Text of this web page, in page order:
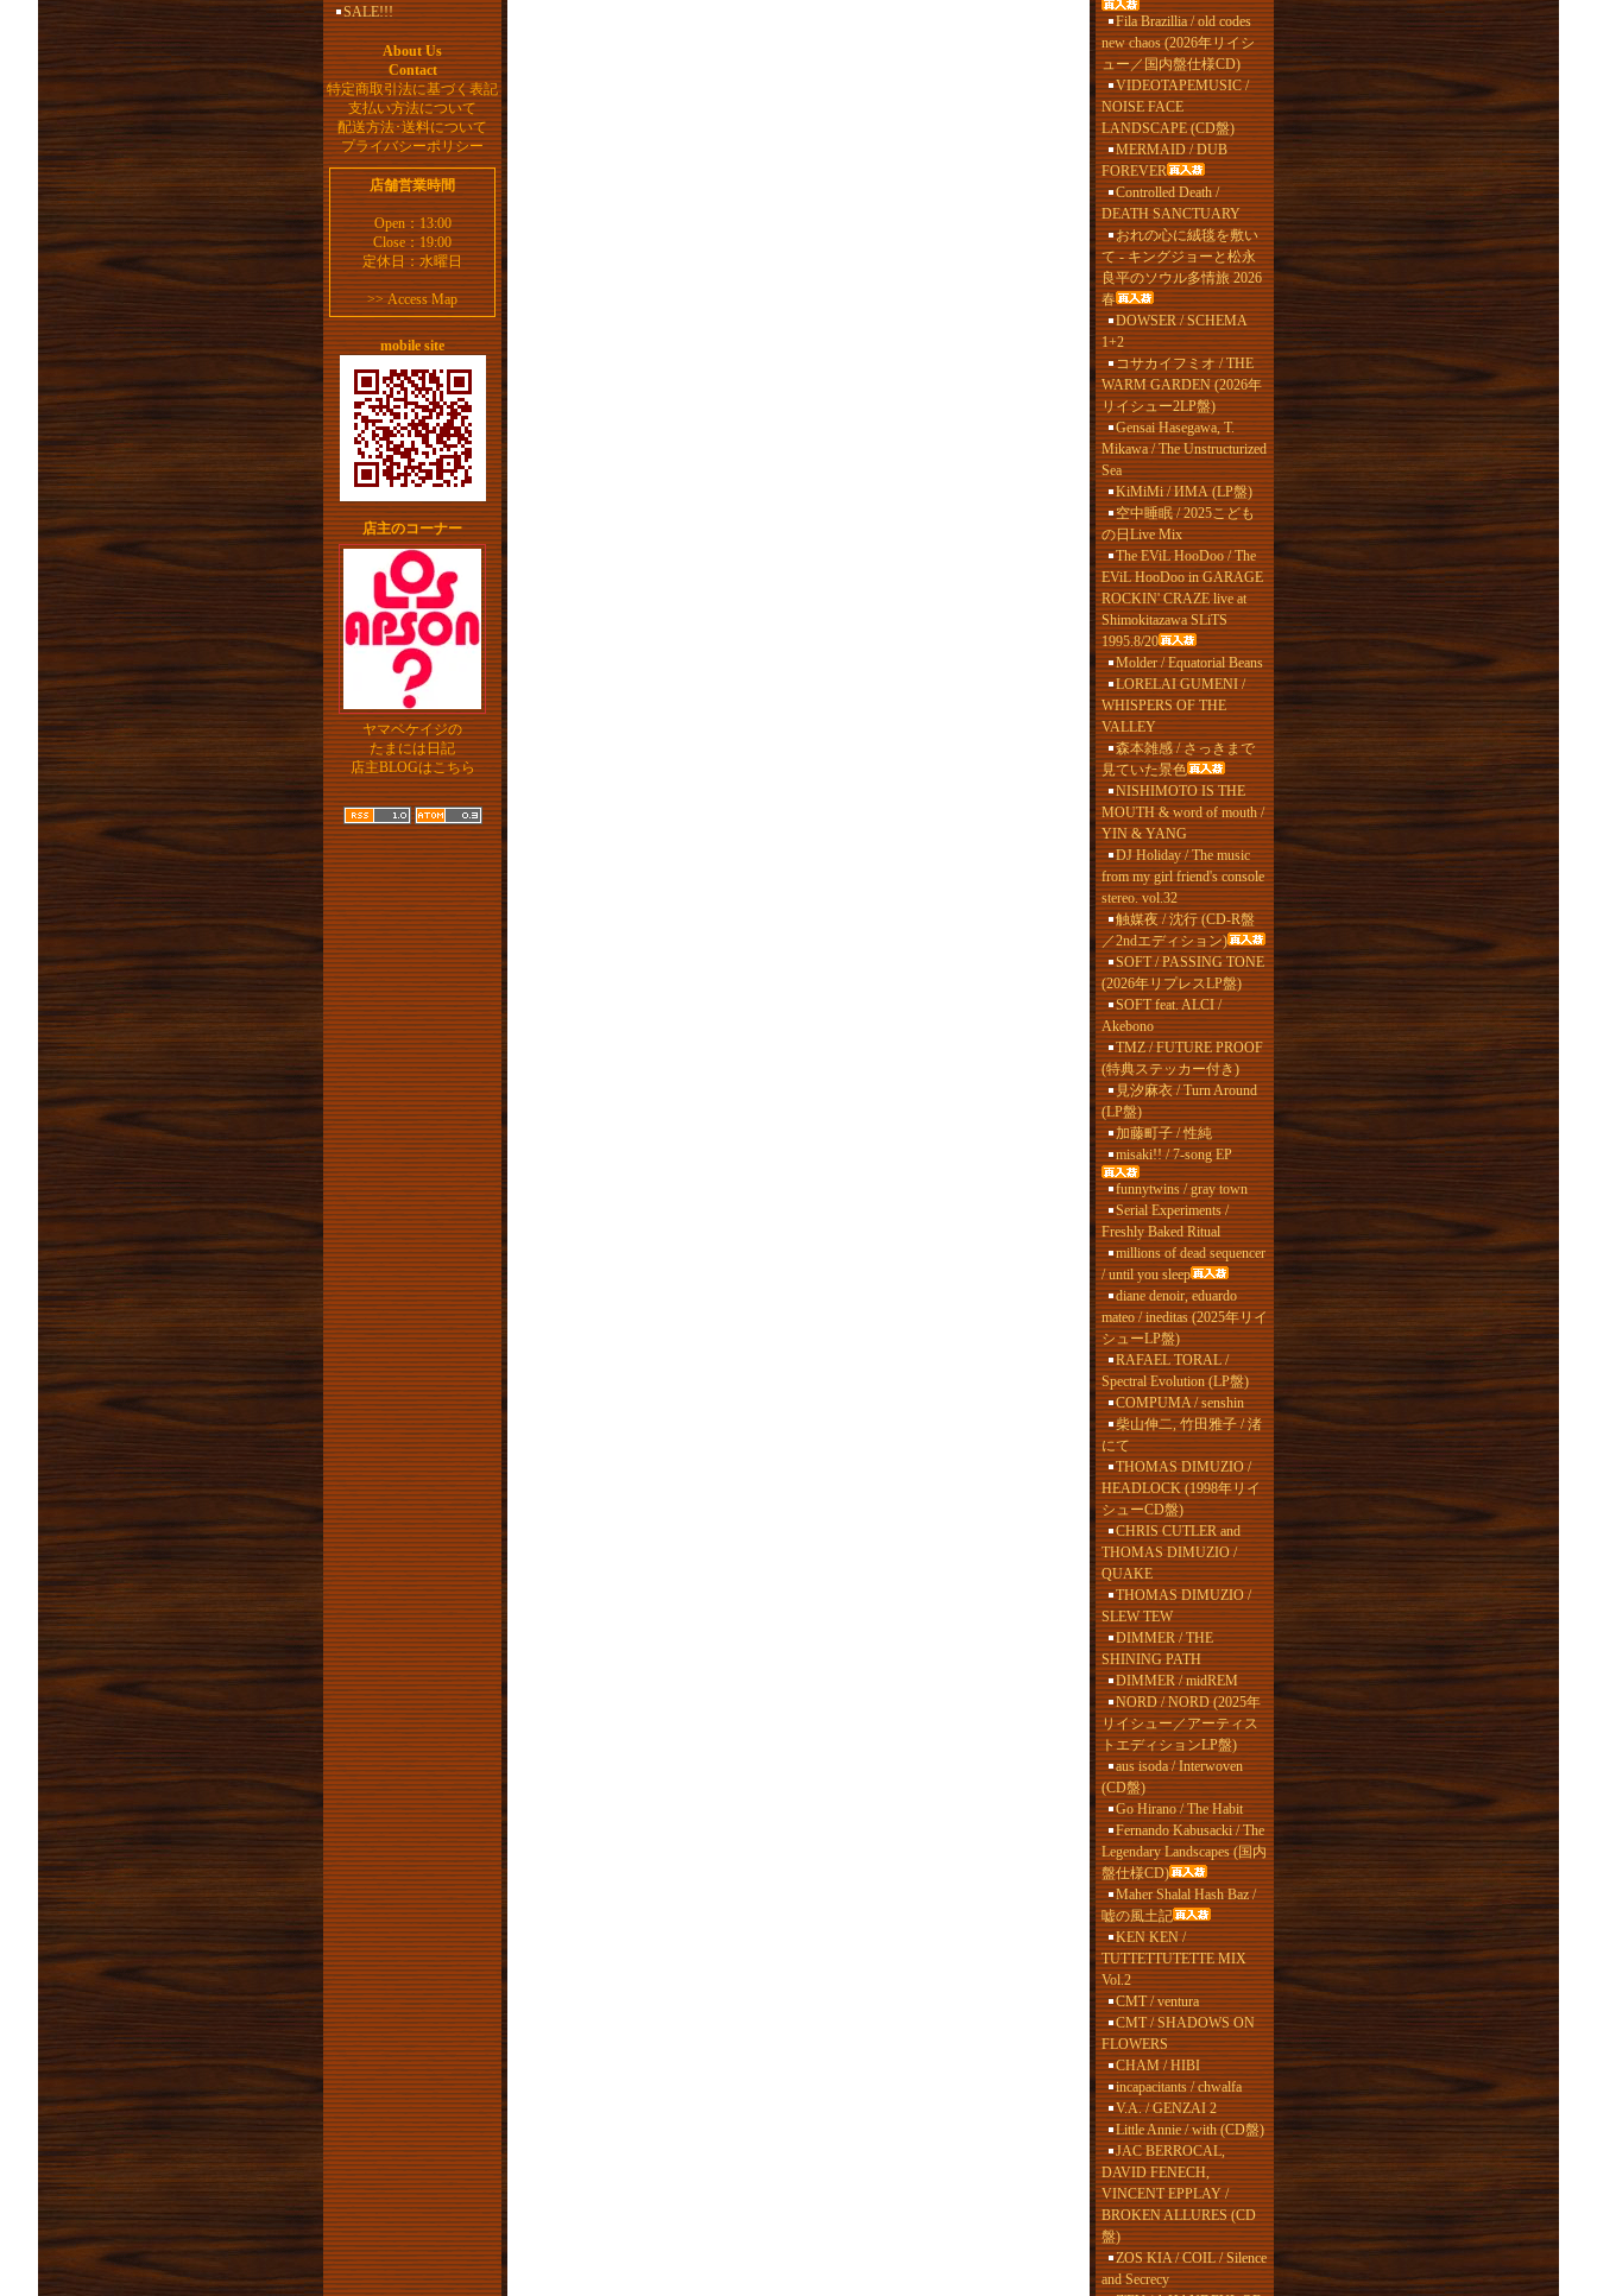
SALE!!!
About Us
Contact
特定商取引法に基づく表記
支払い方法について
配送方法･送料について
プライバシーポリシー
店舗営業時間
Open：13:00
Close：19:00
定休日：水曜日
>>Access Map
mobile site
店主のコーナー
ヤマベケイジの
たまには日記
店主BLOGはこちら
Fila Brazillia / old codes
new chaos (2026年リイシ
ュー／国内盤仕様CD)
VIDEOTAPEMUSIC /
NOISE FACE
LANDSCAPE (CD盤)
MERMAID / DUB
FOREVER
Controlled Death /
DEATH SANCTUARY
おれの心に絨毯を敷い
て - キングジョーと松永
良平のソウル多情旅 2026
春
DOWSER / SCHEMA
1+2
コサカイフミオ / THE
WARM GARDEN (2026年
リイシュー2LP盤)
Gensai Hasegawa, T.
Mikawa / The Unstructurized
Sea
KiMiMi / ИМА (LP盤)
空中睡眠 / 2025こども
の日Live Mix
The EViL HooDoo / The
EViL HooDoo in GARAGE
ROCKIN' CRAZE live at
Shimokitazawa SLiTS
1995.8/20
Molder / Equatorial Beans
LORELAI GUMENI /
WHISPERS OF THE
VALLEY
森本雑感 / さっきまで
見ていた景色
NISHIMOTO IS THE
MOUTH & word of mouth /
YIN & YANG
DJ Holiday / The music
from my girl friend's console
stereo. vol.32
触媒夜 / 沈行 (CD-R盤
／2ndエディション)
SOFT / PASSING TONE
(2026年リプレスLP盤)
SOFT feat. ALCI /
Akebono
TMZ / FUTURE PROOF
(特典ステッカー付き)
見汐麻衣 / Turn Around
(LP盤)
加藤町子 / 性純
misaki!! / 7-song EP
funnytwins / gray town
Serial Experiments /
Freshly Baked Ritual
millions of dead sequencer
/ until you sleep
diane denoir, eduardo
mateo / ineditas (2025年リイ
シューLP盤)
RAFAEL TORAL /
Spectral Evolution (LP盤)
COMPUMA / senshin
柴山伸二, 竹田雅子 / 渚
にて
THOMAS DIMUZIO /
HEADLOCK (1998年リイ
シューCD盤)
CHRIS CUTLER and
THOMAS DIMUZIO /
QUAKE
THOMAS DIMUZIO /
SLEW TEW
DIMMER / THE
SHINING PATH
DIMMER / midREM
NORD / NORD (2025年
リイシュー／アーティス
トエディションLP盤)
aus isoda / Interwoven
(CD盤)
Go Hirano / The Habit
Fernando Kabusacki / The
Legendary Landscapes (国内
盤仕様CD)
Maher Shalal Hash Baz /
嘘の風土記
KEN KEN /
TUTTETTUTETTE MIX
Vol.2
CMT / ventura
CMT / SHADOWS ON
FLOWERS
CHAM / HIBI
incapacitants / chwalfa
V.A. / GENZAI 2
Little Annie / with (CD盤)
JAC BERROCAL,
DAVID FENECH,
VINCENT EPPLAY /
BROKEN ALLURES (CD
盤)
ZOS KIA / COIL / Silence
and Secrecy